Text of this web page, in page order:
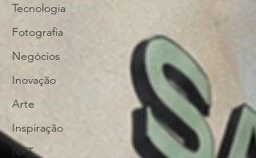
Tecnologia
Fotografia
Negócios
Inovação
Arte
Inspiração
NFT